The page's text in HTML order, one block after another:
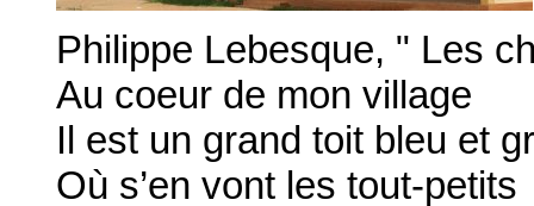
Philippe Lebesque, " Les
Au coeur de mon village
Il est un grand toit bleu et
Où s’en vont les tout-petits